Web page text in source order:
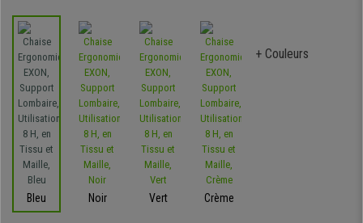
Bleu Noir Vert Crème
+ Couleurs